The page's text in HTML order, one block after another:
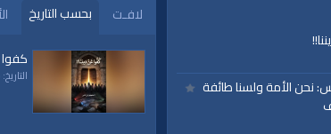
الأمة
www.alwaqiyah.tv | facebook.com/
نحن الأمة ولسنا طائفة
لافـت بحسب التاريخ
كفوا
التاريخ: 08/07/2026